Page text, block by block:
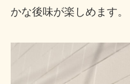
かな後味が楽しめます。